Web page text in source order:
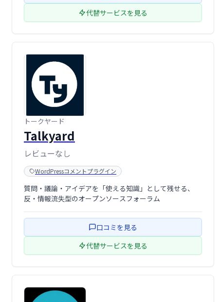
代替サービスを見る
トークヤード
Talkyard
レビューなし
WordPressコメントプラグイン
質問・議論・アイデアを「使える知識」として残せる、
反・情報流失型のオープンソースフォーラム
口コミを見る
代替サービスを見る